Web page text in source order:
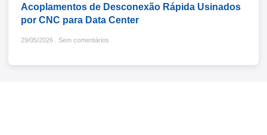
Acoplamentos de Desconexão Rápida Usinados
por CNC para Data Center
29/05/2026 Sem comentários